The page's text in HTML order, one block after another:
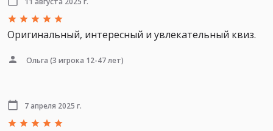
Оригинальный, интересный и увлекательный квиз.
Ольга (3 игрока 12-47 лет)
7 апреля 2025 г.